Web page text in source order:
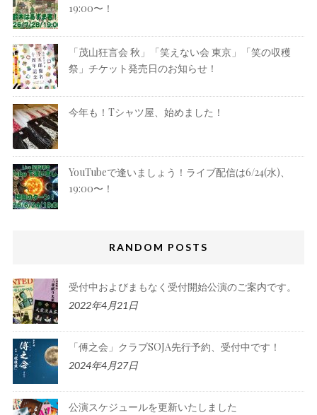
19:00〜！
「茂山狂言会 秋」「笑えない会 東京」「笑の収穫
祭」チケット発売日のお知らせ！
今年も！Tシャツ屋、始めました！
YouTubeで逢いましょう！ライブ配信は6/24(水)、
19:00〜！
RANDOM POSTS
受付中およびまもなく受付開始公演のご案内です。
2022年4月21日
「傅之会」クラブSOJA先行予約、受付中です！
2024年4月27日
公演スケジュールを更新いたしました